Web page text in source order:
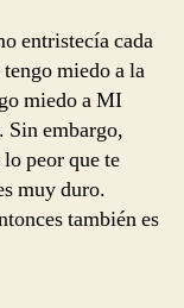
entristecía cada
miedo a la
miedo a MI
Sin embargo,
peor que te
muy duro.
también es